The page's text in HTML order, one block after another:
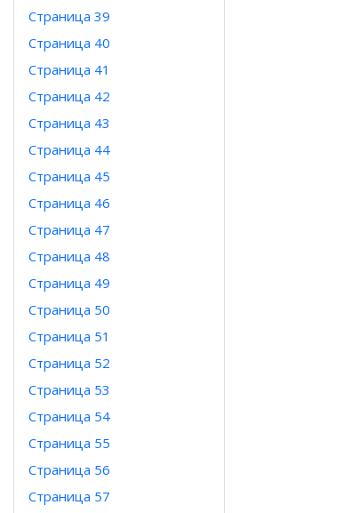
Страница 39
Страница 40
Страница 41
Страница 42
Страница 43
Страница 44
Страница 45
Страница 46
Страница 47
Страница 48
Страница 49
Страница 50
Страница 51
Страница 52
Страница 53
Страница 54
Страница 55
Страница 56
Страница 57